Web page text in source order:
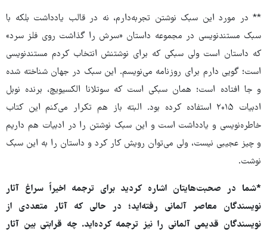
** در مورد این سبک نوشتن تجربه‌دارم، نه در قالب یادداشت بلکه با
سبک مستندنویسی در مجموعه داستان «سرش را گذاشت روی فلز سرد»
که داستان است ولی سبکی که برای نوشتنش انتخاب کردم مستندنویسی
است؛ گویی دارم برای روزنامه می‌نویسم. این سبک در جهان شناخته شده
و جا افتاده است؛ همان سبکی است که سوتلانا الکسیویچ، برنده نوبل
ادبیات ۲۰۱۵ استفاده کرده بود. البته باز هم تکرار می‌کنم این کتاب
خاطره‌نویسی و یادداشت است و این سبک نوشتن را در ادبیات هم داریم
و چیز عجیبی نیست، ولی می‌توان رویش کار کرد و داستان را به این سبک
نوشت.
*شما در صحبت‌هایتان اشاره کردید برای ترجمه اخیراً سراغ آثار
نویسندگان معاصر آلمانی رفته‌اید؛ در حالی که آثار متعددی از
نویسندگان قدیمی آلمانی را نیز ترجمه کرده‌اید. چه قرابتی بین آثار